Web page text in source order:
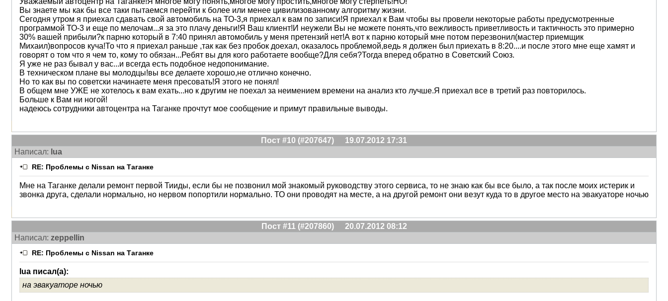
Вы знаете мы как бы все таки пытаемся перейти к более или менее цивилизованному алгоритму жизни.
Сегодня утром я приехал сдавать свой автомобиль на ТО-3,я приехал к вам по записи!Я приехал к Вам чтобы вы провели некоторые работы предусмотренные
программой ТО-3 и еще по мелочам...я за это плачу деньги!Я Ваш клиент!И неужели Вы не можете понять,что вежливость приветливость и тактичность это примерно
30% вашей прибыли?к парню который в 7:40 принял автомобиль у меня претензий нет!А вот к парню который мне потом перезвонил(мастер приемщик
Михаил)вопросов куча!То что я приехал раньше ,так как без пробок доехал, оказалось проблемой,ведь я должен был приехать в 8:20....и после этого мне еще хамят и
говорят о том что я чем то, кому то обязан...Ребят вы для кого работаете вообще?Для себя?Тогда вперед обратно в Советский Союз.
Я уже не раз бывал у вас...и всегда есть подобное недопонимание.
В техническом плане вы молодцы!вы все делаете хорошо,не отлично конечно.
Но то как вы по советски начинаете меня пресовать!Я этого не понял!
В общем мне УЖЕ не хотелось к вам ехать...но к другим не поехал за неимением времени на анализ кто лучше.Я приехал все в третий раз повторилось.
Больше к Вам ни ногой!
надеюсь сотрудники автоцентра на Таганке прочтут мое сообщение и примут правильные выводы.
Пост #10 (#207647)
19.07.2012 17:31
Написал: lua
RE: Проблемы с Nissan на Таганке
Мне на Таганке делали ремонт первой Тииды, если бы не позвонил мой знакомый руководству этого сервиса, то не знаю как бы все было, а так после моих истерик и
звонка друга, сделали нормально, но нервом попортили нормально. ТО они проводят на месте, а на другой ремонт они везут куда то в другое место на эвакуаторе ночью
Пост #11 (#207860)
20.07.2012 08:12
Написал: zeppellin
RE: Проблемы с Nissan на Таганке
lua писал(а):
на эвакуаторе ночью